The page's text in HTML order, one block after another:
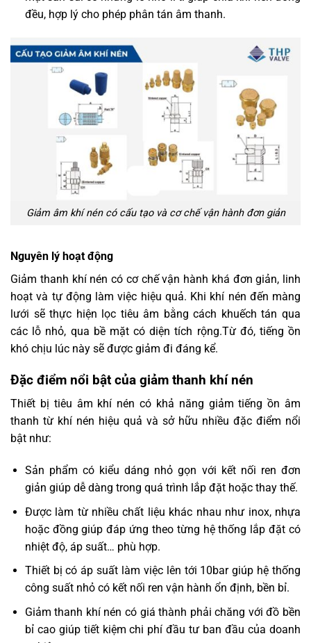
đều, hợp lý cho phép phân tán âm thanh.
Giảm âm khí nén có cấu tạo và cơ chế vận hành đơn giản
Nguyên lý hoạt động
Giảm thanh khí nén có cơ chế vận hành khá đơn giản, linh
hoạt và tự động làm việc hiệu quả. Khi khí nén đến màng
lưới sẽ thực hiện lọc tiêu âm bằng cách khuếch tán qua
các lỗ nhỏ, qua bề mặt có diện tích rộng.Từ đó, tiếng ồn
khó chịu lúc này sẽ được giảm đi đáng kể.
Đặc điểm nổi bật của giảm thanh khí nén
Thiết bị tiêu âm khí nén có khả năng giảm tiếng ồn âm
thanh từ khí nén hiệu quả và sở hữu nhiều đặc điểm nổi
bật như:
Sản phẩm có kiểu dáng nhỏ gọn với kết nối ren đơn
giản giúp dễ dàng trong quá trình lắp đặt hoặc thay thế.
Được làm từ nhiều chất liệu khác nhau như inox, nhựa
hoặc đồng giúp đáp ứng theo từng hệ thống lắp đặt có
nhiệt độ, áp suất… phù hợp.
Thiết bị có áp suất làm việc lên tới 10bar giúp hệ thống
công suất nhỏ có kết nối ren vận hành ổn định, bền bỉ.
Giảm thanh khí nén có giá thành phải chăng với đồ bền
bỉ cao giúp tiết kiệm chi phí đầu tư ban đầu của doanh